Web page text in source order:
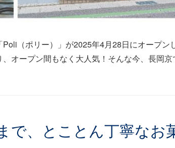
（ポリー）」が2025年4月28日にオープン
オープン間もなく大人気！そんな今、長岡
で、とことん丁寧なお